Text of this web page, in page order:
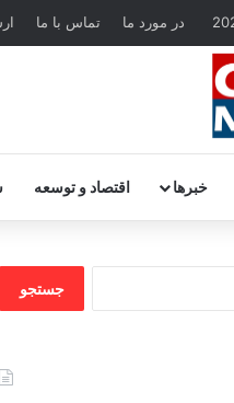
در مورد ما تماس با ما
خبرها اقتصاد و توسعه
برای: